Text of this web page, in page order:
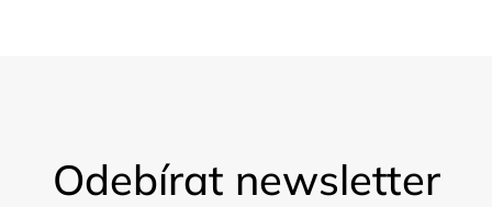
Odebírat newsletter